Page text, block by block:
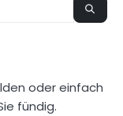
oder einfach
fündig.